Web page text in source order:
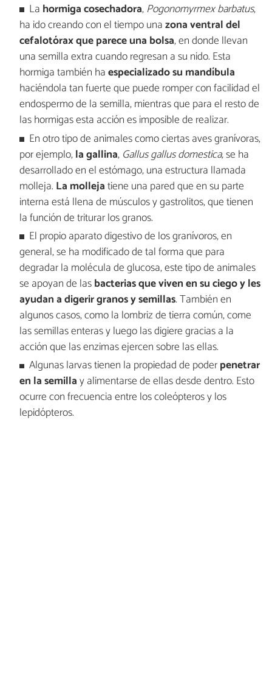
La hormiga cosechadora,Pogonomyrmex barbatus,
ha ido creando con el tiempo unazona ventral del
cefalotórax que parece una bolsa, en donde llevan
una semilla extra cuando regresan a su nido. Esta
hormiga también haespecializado su mandíbula
haciéndola tan fuerte que puede romper con facilidad el
endospermo de la semilla, mientras que para el resto de
las hormigas esta acción es imposible de realizar.
En otro tipo de animales como ciertas aves granívoras,
por ejemplo,la gallina, Gallus gallus domestica,se ha
desarrollado en el estómago, una estructura llamada
molleja. La mollejatiene una pared que en su parte
interna está llena de músculos y gastrolitos, que tienen
la función de triturar los granos.
El propio aparato digestivo de los granívoros, en
general, se ha modificado de tal forma que para
degradar la molécula de glucosa, este tipo de animales
se apoyan de lasbacterias que viven en su ciego y les
ayudan a digerir granos y semillas. También en
algunos casos, como la lombriz de tierra común, come
las semillas enteras y luego las digiere gracias a la
acción que las enzimas ejercen sobre las ellas.
Algunas larvas tienen la propiedad de poderpenetrar
en la semillay alimentarse de ellas desde dentro. Esto
ocurre con frecuencia entre los coleópteros y los
lepidópteros.